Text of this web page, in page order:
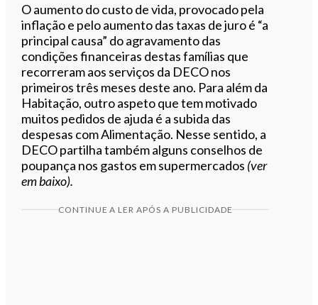
O aumento do custo de vida, provocado pela
inflação e pelo aumento das taxas de juro é “a
principal causa” do agravamento das
condições financeiras destas famílias que
recorreram aos serviços da DECO nos
primeiros três meses deste ano. Para além da
Habitação, outro aspeto que tem motivado
muitos pedidos de ajuda é a subida das
despesas com Alimentação. Nesse sentido, a
DECO partilha também alguns conselhos de
poupança nos gastos em supermercados (ver
em baixo).
CONTINUE A LER APÓS A PUBLICIDADE